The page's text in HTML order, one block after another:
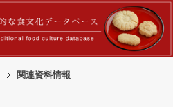
関連資料情報